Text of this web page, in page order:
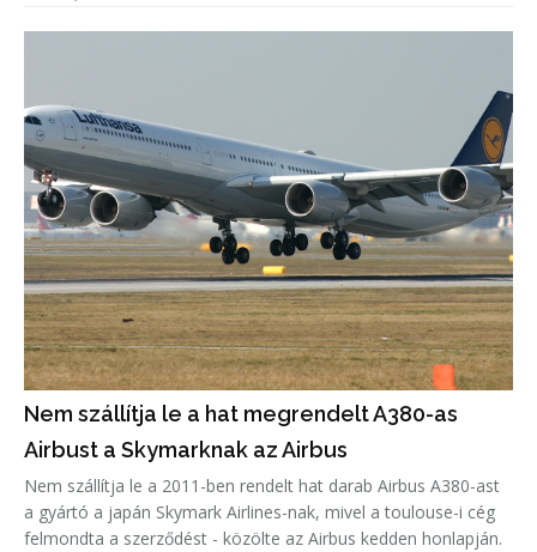
Nem szállítja le a hat megrendelt A380-as
Airbust a Skymarknak az Airbus
Nem szállítja le a 2011-ben rendelt hat darab Airbus A380-ast
a gyártó a japán Skymark Airlines-nak, mivel a toulouse-i cég
felmondta a szerződést - közölte az Airbus kedden honlapján.